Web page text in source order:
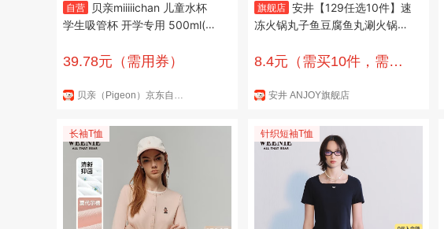
自营
贝亲miiiiichan 儿童水杯
学生吸管杯 开学专用 500ml(甜
39.78元（需用券）
贝亲（Pigeon）京东自营旗舰店
旗舰店 安井【129任选10件】速
冻火锅丸子鱼豆腐鱼丸涮火锅关
香菇贡丸150g*1
8.4元（需买10件，需用
安井 ANJOY旗舰店
长袖T恤 针织短袖T恤